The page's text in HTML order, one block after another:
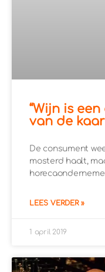
“Wijn is
van de
De consument
mosterd haalt,
LEES VERDER »
1 april 2019